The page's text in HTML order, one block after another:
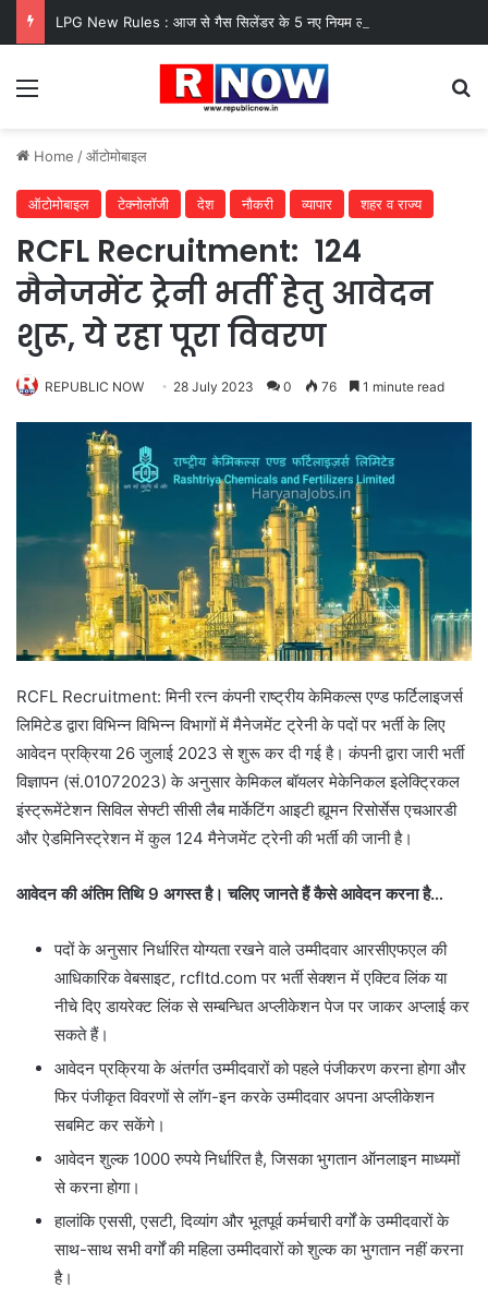
Menu
Home /ऑटोमोबाइल
ऑटोमोबाइल टेक्नोलॉजी देश नौकरी व्यापार शहर व राज्य
RCFL Recruitment: 124
मैनेजमेंट ट्रेनी भर्ती हेतु आवेदन
शुरू, ये रहा पूरा विवरण
REPUBLIC NOW 28 July 2023 0 76 1 minute read
RCFL Recruitment: मिनी रत्न कंपनी राष्ट्रीय केमिकल्स एण्ड फर्टिलाइजर्स
लिमिटेड द्वारा विभिन्न विभिन्न विभागों में मैनेजमेंट ट्रेनी के पदों पर भर्ती के लिए
आवेदन प्रक्रिया 26 जुलाई 2023 से शुरू कर दी गई है। कंपनी द्वारा जारी भर्ती
विज्ञापन (सं.01072023) के अनुसार केमिकल बॉयलर मेकेनिकल इलेक्ट्रिकल
इंस्ट्रूमेंटेशन सिविल सेफ्टी सीसी लैब मार्केटिंग आइटी ह्यूमन रिसोर्सेस एचआरडी
और ऐडमिनिस्ट्रेशन में कुल 124 मैनेजमेंट ट्रेनी की भर्ती की जानी है।
आवेदन की अंतिम तिथि 9 अगस्त है। चलिए जानते हैं कैसे आवेदन करना है…
पदों के अनुसार निर्धारित योग्यता रखने वाले उम्मीदवार आरसीएफएल की
आधिकारिक वेबसाइट, rcfltd.com पर भर्ती सेक्शन में एक्टिव लिंक या
नीचे दिए डायरेक्ट लिंक से सम्बन्धित अप्लीकेशन पेज पर जाकर अप्लाई कर
सकते हैं।
आवेदन प्रक्रिया के अंतर्गत उम्मीदवारों को पहले पंजीकरण करना होगा और
फिर पंजीकृत विवरणों से लॉग-इन करके उम्मीदवार अपना अप्लीकेशन
सबमिट कर सकेंगे।
आवेदन शुल्क 1000 रुपये निर्धारित है, जिसका भुगतान ऑनलाइन माध्यमों
से करना होगा।
हालांकि एससी, एसटी, दिव्यांग और भूतपूर्व कर्मचारी वर्गों के उम्मीदवारों के
साथ-साथ सभी वर्गों की महिला उम्मीदवारों को शुल्क का भुगतान नहीं करना
है।